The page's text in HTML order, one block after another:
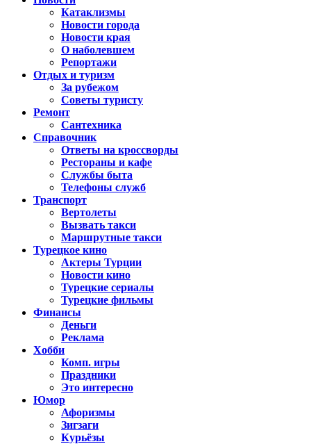
Катаклизмы
Новости города
Новости края
О наболевшем
Репортажи
Отдых и туризм
За рубежом
Советы туристу
Ремонт
Сантехника
Справочник
Ответы на кроссворды
Рестораны и кафе
Службы быта
Телефоны служб
Транспорт
Вертолеты
Вызвать такси
Маршрутные такси
Турецкое кино
Актеры Турции
Новости кино
Турецкие сериалы
Турецкие фильмы
Финансы
Деньги
Реклама
Хобби
Комп. игры
Праздники
Это интересно
Юмор
Афоризмы
Зигзаги
Курьёзы